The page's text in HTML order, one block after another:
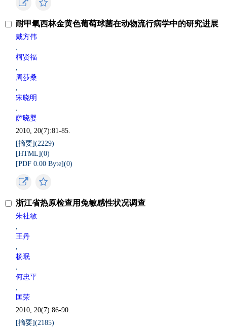
耐甲氧西林金黄色葡萄球菌在动物流行病学中的研究进展
戴方伟
,
柯贤福
,
周莎桑
,
宋晓明
,
萨晓婴
2010, 20(7):81-85.
[摘要](2229)
[HTML](0)
[PDF 0.00 Byte](0)
浙江省热原检查用兔敏感性状况调查
朱社敏
,
王丹
,
杨珉
,
何忠平
,
匡荣
2010, 20(7):86-90.
[摘要](2185)